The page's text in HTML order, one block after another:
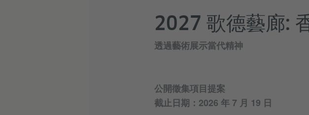
2027 歌德藝廊:
透過藝術展示當代精神
公開徵集項目提案
截止日期：2026 年 7 月 19 日